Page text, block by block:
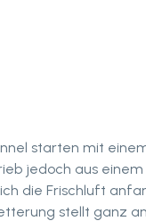
starten mit
jedoch aus
die Frischluft
stellt ganz